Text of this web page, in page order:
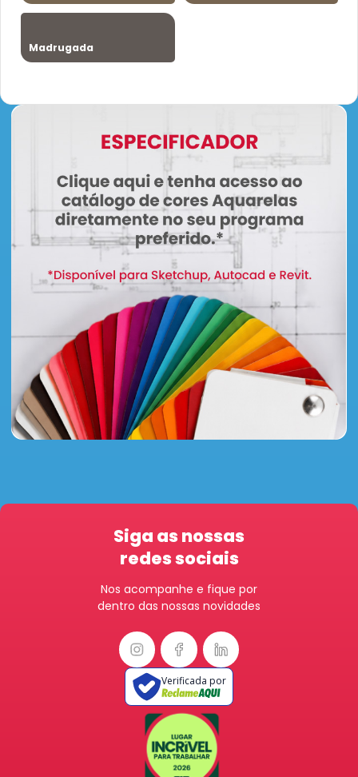
Madrugada
Siga as nossas
redes sociais
Nos acompanhe e fique por
dentro das nossas novidades
Verificada por